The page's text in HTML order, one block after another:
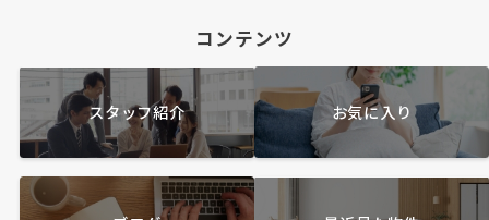
コンテンツ
スタッフ紹介 お気に入り